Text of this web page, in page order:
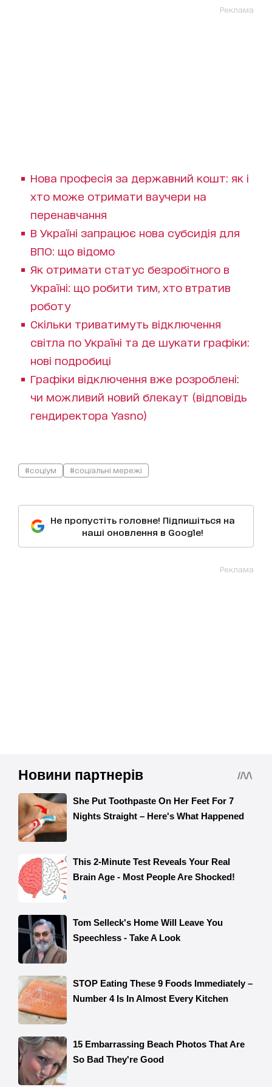
Реклама
Нова професія за державний кошт: як і
хто може отримати ваучери на
перенавчання
В Україні запрацює нова субсидія для
ВПО: що відомо
Як отримати статус безробітного в
Україні: що робити тим, хто втратив
роботу
Скільки триватимуть відключення
світла по Україні та де шукати графіки:
нові подробиці
Графіки відключення вже розроблені:
чи можливий новий блекаут (відповідь
гендиректора Yasno)
#соціум #соціальні мережі
Не пропустіть головне! Підпишіться на
наші оновлення в Google!
Реклама